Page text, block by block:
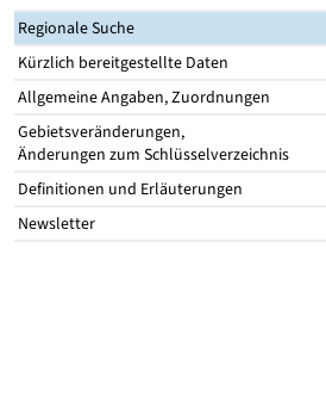
Regionale Suche
Kürzlich bereitgestellte Daten
Allgemeine Angaben, Zuordnungen
Gebietsveränderungen,
Änderungen zum Schlüsselverzeichnis
Definitionen und Erläuterungen
Newsletter